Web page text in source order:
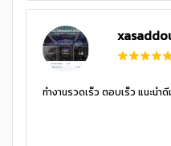
ทำงานรวดเร็ว ตอบเร็ว แนะนำดี